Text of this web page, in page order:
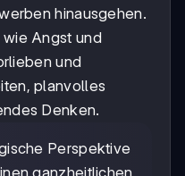
hinausgehen.
Angst und
und
planvolles
Denken.
Perspektive